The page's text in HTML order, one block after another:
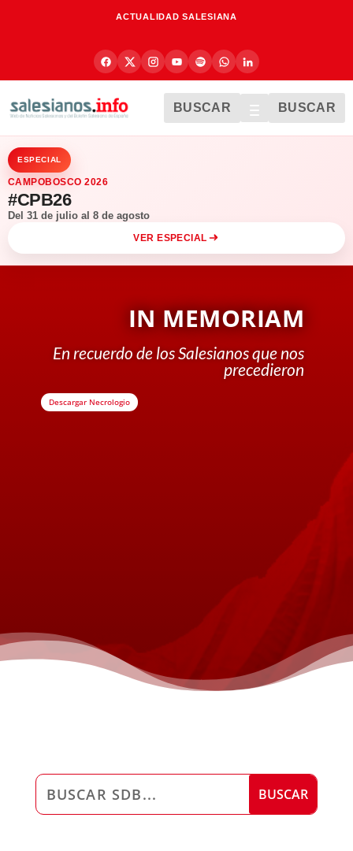
ACTUALIDAD SALESIANA
BUSCAR BUSCAR
ESPECIAL
CAMPOBOSCO 2026
#CPB26
Del 31 de julio al 8 de agosto
VER ESPECIAL
IN MEMORIAM
En recuerdo de los Salesianos que nos
precedieron
Descargar Necrologio